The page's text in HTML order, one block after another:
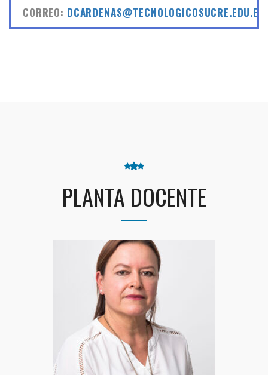
CORREO: DCARDENAS@TECNOLOGICOSUCRE.EDU.EC
PLANTA DOCENTE